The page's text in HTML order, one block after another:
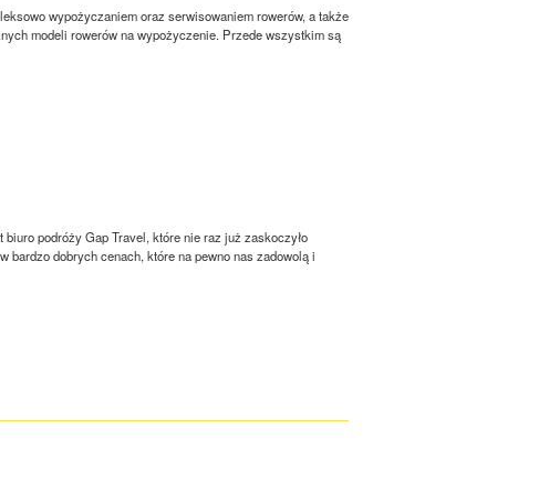
wypożyczaniem oraz serwisowaniem rowerów, a także
modeli rowerów na wypożyczenie. Przede wszystkim są
podróży Gap Travel, które nie raz już zaskoczyło
dobrych cenach, które na pewno nas zadowolą i